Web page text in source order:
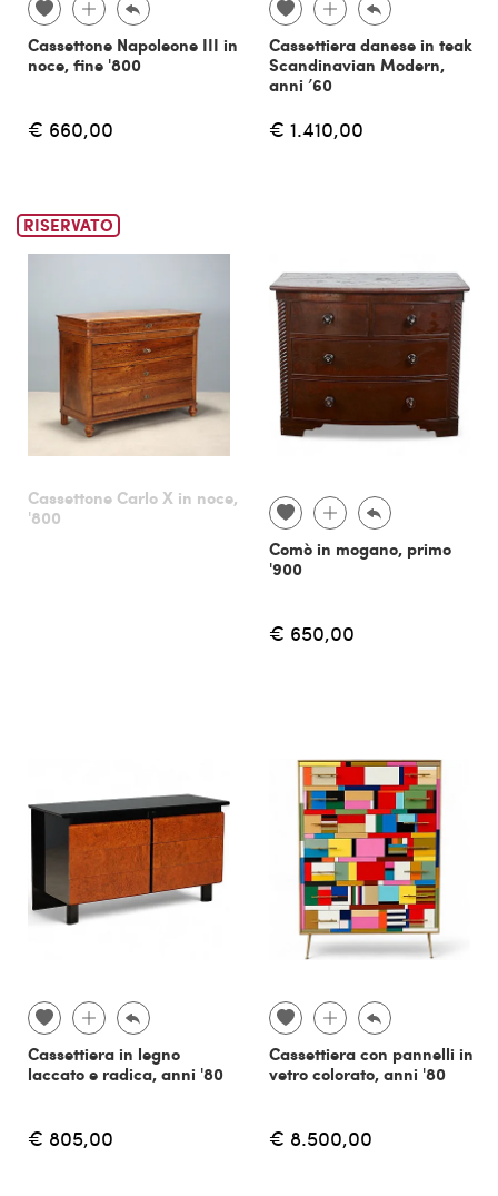
Cassettone Napoleone III in
noce, fine '800
€ 660,00
Cassettiera danese in teak
Scandinavian Modern,
anni ’60
€ 1.410,00
RISERVATO
Cassettone Carlo X in noce,
'800
Comò in mogano, primo
'900
€ 650,00
Cassettiera in legno
laccato e radica, anni '80
€ 805,00
Cassettiera con pannelli in
vetro colorato, anni '80
€ 8.500,00